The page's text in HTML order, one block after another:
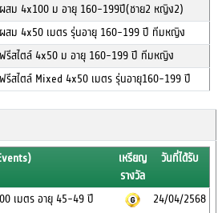
สม 4x100 ม อายุ 160-199ปี(ชาย2 หญิง2)
สม 4x50 เมตร รุ่นอายุ 160-199 ปี ทีมหญิง
รีสไตล์ 4x50 ม อายุ 160-199 ปี ทีมหญิง
รีสไตล์ Mixed 4x50 เมตร รุ่นอายุ160-199 ปี
เหรียญ
รางวัล
วันที่ได้รับ
เมตร อายุ 45-49 ปี
24/04/2568